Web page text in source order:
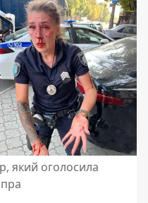
який оголосила